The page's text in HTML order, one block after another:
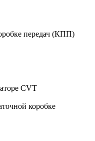
передач (КПП)
CVT
коробке